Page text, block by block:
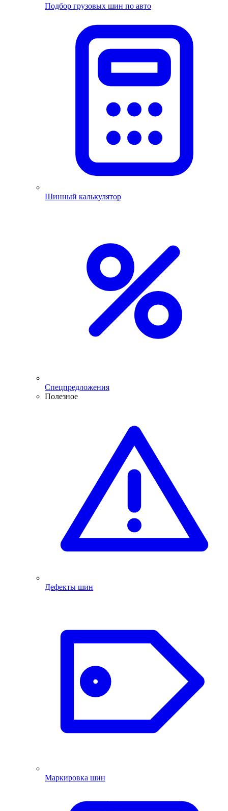
Подбор грузовых шин по авто
Шинный калькулятор
Спецпредложения
Полезное
Дефекты шин
Маркировка шин